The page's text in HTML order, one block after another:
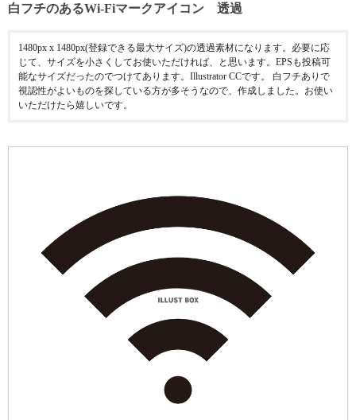
白フチのあるWi-Fiマークアイコン 透過
1480px x 1480px(登録できる最大サイズ)の透過素材になります。必要に応
じて、サイズを小さくしてお使いただければ、と思います。EPSも投稿可
能なサイズだったのでつけてあります。Illustrator CCです。 白フチありで
視認性がよいものを探している方が多そうなので、作成しました。お使い
いただけたら嬉しいです。